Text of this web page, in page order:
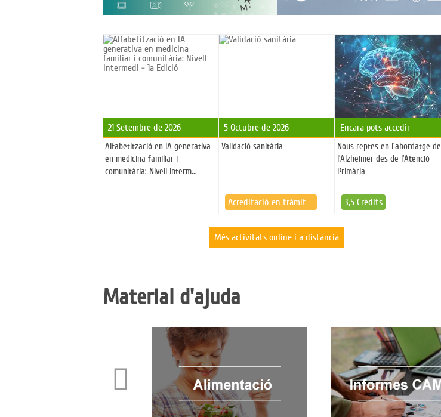
21 Setembre de 2026
Alfabetització en IA generativa
en medicina familiar i
comunitària: Nivell Interm...
5 Octubre de 2026
Validació sanitària
Acreditació en tràmit
Encara pots accedir
Nous reptes en l’abordatge de
l’Alzheimer des de l’Atenció
Primària
3,5 Crèdits
Més activitats online i a distància
Material d'ajuda